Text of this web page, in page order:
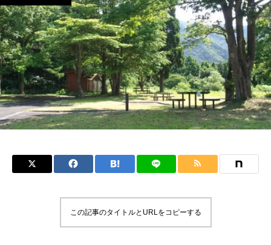
この記事のタイトルとURLをコピーする